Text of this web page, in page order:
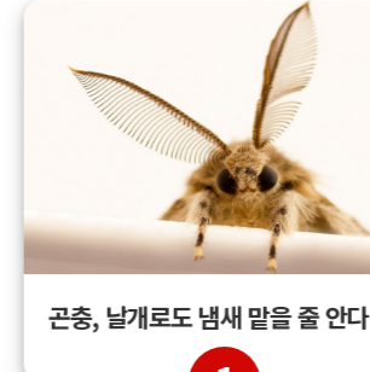
곤충, 날개로도 냄새 맡을 줄 안다